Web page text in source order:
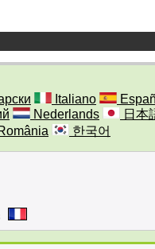
Italiano
Nederlands
日本
한국어